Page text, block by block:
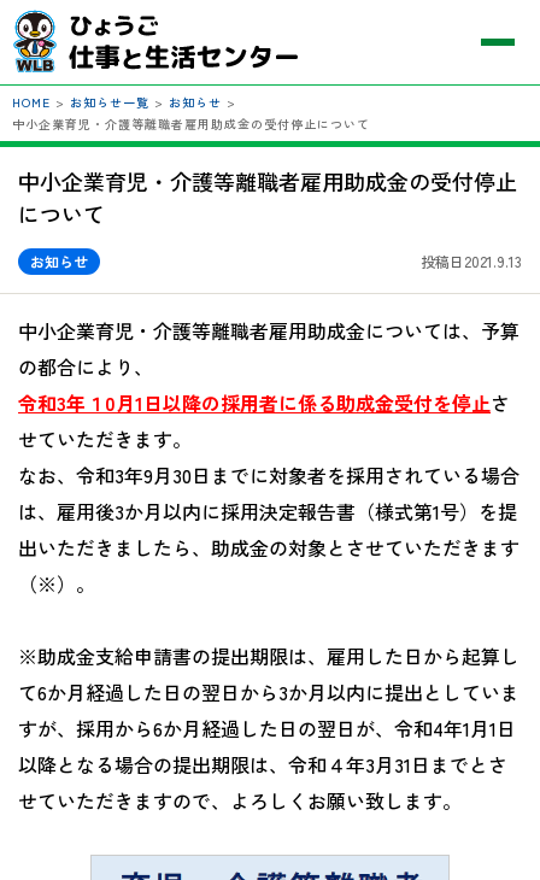
HOME > お知らせ一覧 > お知らせ >
中小企業育児・介護等離職者雇用助成金の受付停止について
中小企業育児・介護等離職者雇用助成金の受付停止
について
お知らせ 投稿日2021.9.13
中小企業育児・介護等離職者雇用助成金については、予算
の都合により、
令和3年１0月1日以降の採用者に係る助成金受付を停止さ
せていただきます。
なお、令和3年9月30日までに対象者を採用されている場合
は、雇用後3か月以内に採用決定報告書（様式第1号）を提
出いただきましたら、助成金の対象とさせていただきます
（※）。
※助成金支給申請書の提出期限は、雇用した日から起算し
て6か月経過した日の翌日から3か月以内に提出としていま
すが、採用から6か月経過した日の翌日が、令和4年1月1日
以降となる場合の提出期限は、令和４年3月31日までとさ
せていただきますので、よろしくお願い致します。